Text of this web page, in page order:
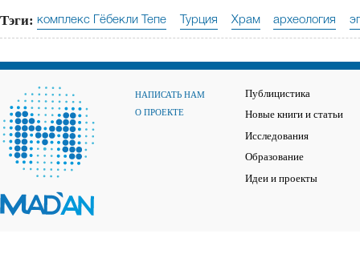
Тэги: комплекс Гёбекли Тепе Турция Храм археология
НАПИСАТЬ НАМ
О ПРОЕКТЕ
Публицистика
Новые книги и статьи
Исследования
Образование
Идеи и проекты